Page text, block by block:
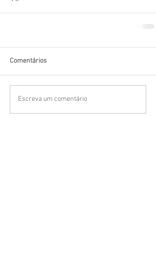
Comentários
Escreva um comentário